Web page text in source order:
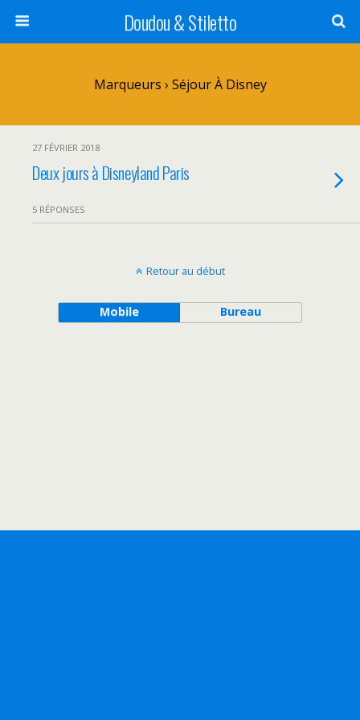
Doudou & Stiletto
Marqueurs › Séjour À Disney
27 FÉVRIER 2018
Deux jours à Disneyland Paris
5 RÉPONSES
Retour au début
Mobile Bureau